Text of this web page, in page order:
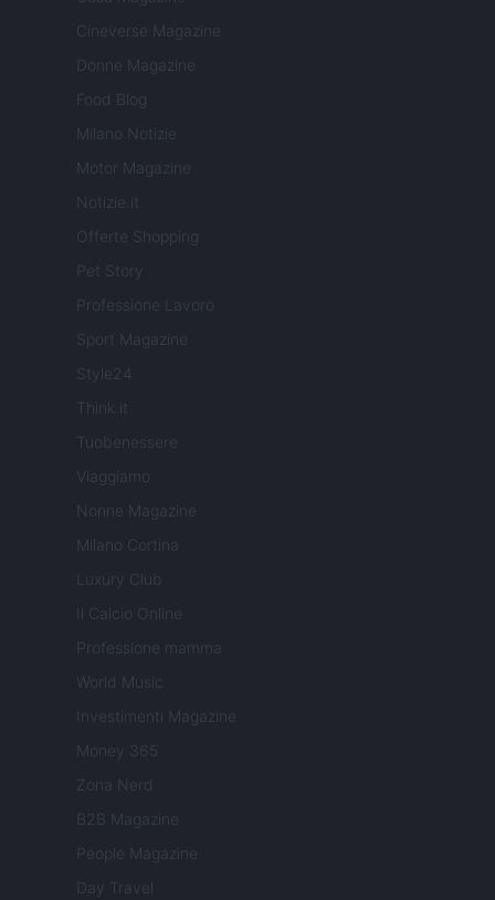
Cineverse Magazine
Donne Magazine
Food Blog
Milano Notizie
Motor Magazine
Notizie.it
Offerte Shopping
Pet Story
Professione Lavoro
Sport Magazine
Style24
Think.it
Tuobenessere
Viaggiamo
Nonne Magazine
Milano Cortina
Luxury Club
Il Calcio Online
Professione mamma
World Music
Investimenti Magazine
Money 365
Zona Nerd
B2B Magazine
People Magazine
Day Travel